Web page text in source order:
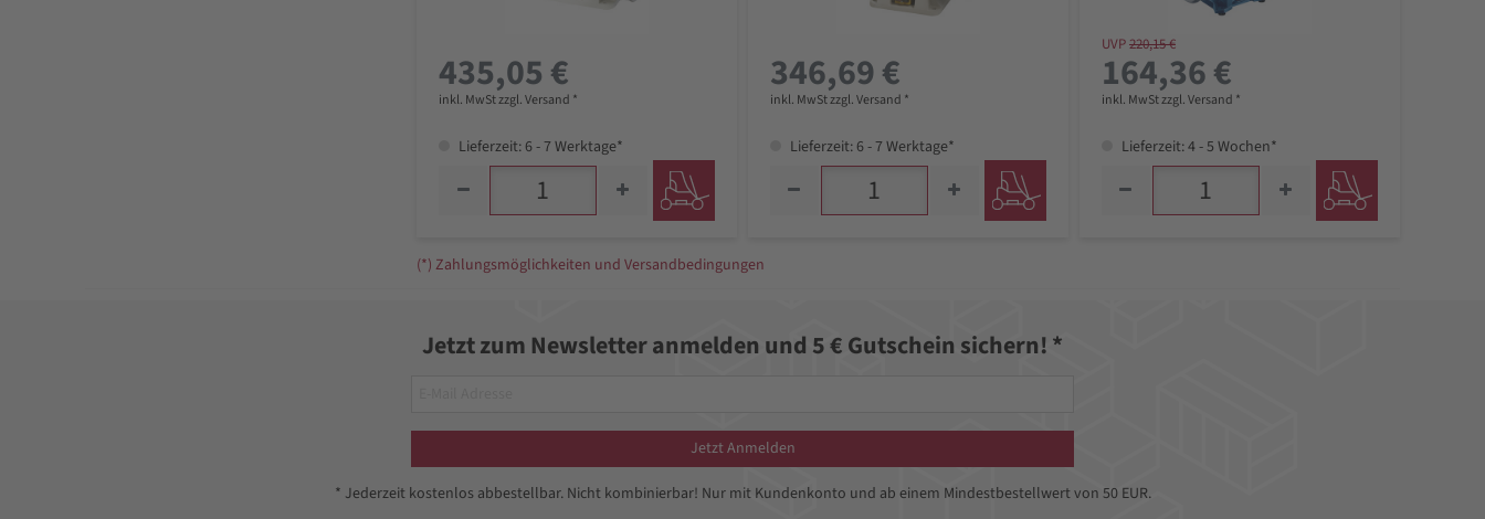
435,05 €
inkl. MwSt zzgl. Versand *
Lieferzeit: 6 - 7 Werktage*
346,69 €
inkl. MwSt zzgl. Versand *
Lieferzeit: 6 - 7 Werktage*
UVP220,15 €
164,36 €
inkl. MwSt zzgl. Versand *
Lieferzeit: 4 - 5 Wochen*
(*) Zahlungsmöglichkeiten und Versandbedingungen
Jetzt zum Newsletter anmelden und 5 € Gutschein sichern! *
Jetzt Anmelden
* Jederzeit kostenlos abbestellbar. Nicht kombinierbar! Nur mit Kundenkonto und ab einem Mindestbestellwert von 50 EUR.